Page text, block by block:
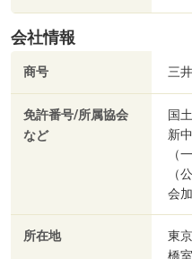
会社情報
商号 三
免許番号/所属協会
など
国
新
（
（
会
所在地
東
橋